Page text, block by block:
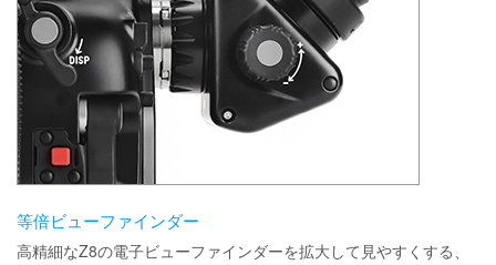
等倍ビューファインダー
高精細なZ8の電子ビューファインダーを拡大して見やすくする、